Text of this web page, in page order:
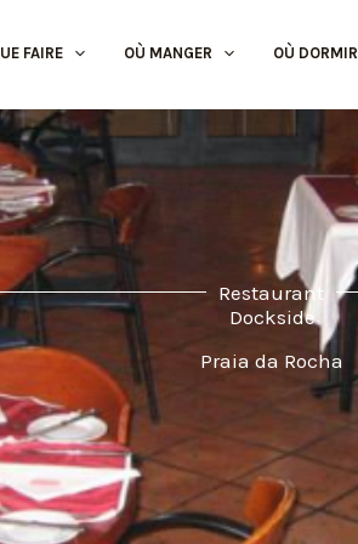
FAIRE OÙ MANGER OÙ DORMIR
Restaurant
Dockside
Praia da Rocha